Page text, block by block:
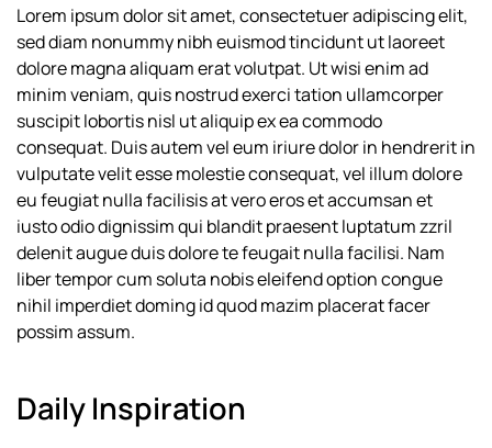
Lorem ipsum dolor sit amet, consectetuer adipiscing elit,
sed diam nonummy nibh euismod tincidunt ut laoreet
dolore magna aliquam erat volutpat. Ut wisi enim ad
minim veniam, quis nostrud exerci tation ullamcorper
suscipit lobortis nisl ut aliquip ex ea commodo
consequat. Duis autem vel eum iriure dolor in hendrerit in
vulputate velit esse molestie consequat, vel illum dolore
eu feugiat nulla facilisis at vero eros et accumsan et
iusto odio dignissim qui blandit praesent luptatum zzril
delenit augue duis dolore te feugait nulla facilisi. Nam
liber tempor cum soluta nobis eleifend option congue
nihil imperdiet doming id quod mazim placerat facer
possim assum.
Daily Inspiration